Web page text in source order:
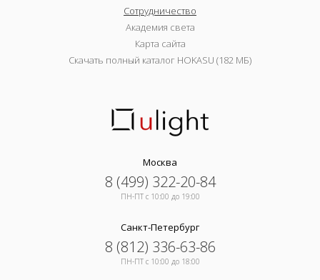
Сотрудничество
Академия света
Карта сайта
Скачать полный каталог HOKASU (182 МБ)
Москва
8 (499) 322-20-84
ПН-ПТ c 10:00 до 19:00
Санкт-Петербург
8 (812) 336-63-86
ПН-ПТ c 10:00 до 18:00